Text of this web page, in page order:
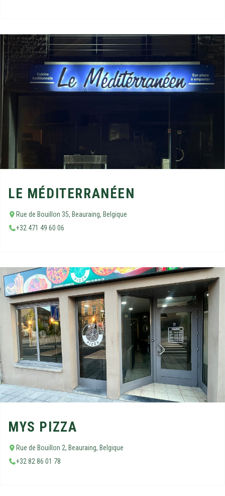
LE MÉDITERRANÉEN
Rue de Bouillon 35, Beauraing, Belgique
+32 471 49 60 06
MYS PIZZA
Rue de Bouillon 2, Beauraing, Belgique
+32 82 86 01 78